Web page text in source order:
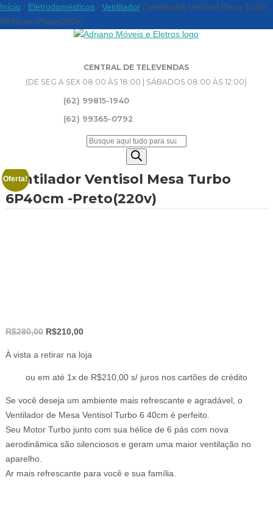
CENTRAL DE TELEVENDAS
(DE SEG A SEX 08:00 ÀS 18:00 | SÁBADOS 08:00 ÀS 12:00)
(62) 99815-1940
(62) 99365-0792
Pesquisar
Início / Eletrodomésticos / Ventilador / Ventilador Ventisol Mesa Turbo
6P40cm -Preto(220v)
Ventilador Ventisol Mesa Turbo
6P40cm -Preto(220v)
Oferta!
R$280,00 O
original
era:
R$210,00O
atual
é:
À vista a retirar na loja
ou em até 1x de R$210,00 s/ juros nos cartões de crédito
Se você deseja um ambiente mais refrescante e agradável, o
Ventilador de Mesa Ventisol Turbo 6 40cm é perfeito.
Seu Motor Turbo junto com sua hélice de 6 pás com nova
aerodinâmica são silenciosos e geram uma maior ventilação no
aparelho.
Ar mais refrescante para você e sua família.